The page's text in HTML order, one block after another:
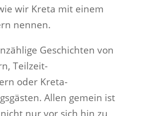
wir Kreta mit einem
nennen.
Geschichten von
Teilzeit-
oder Kreta-
Allen gemein ist
nur vor sich hin zu